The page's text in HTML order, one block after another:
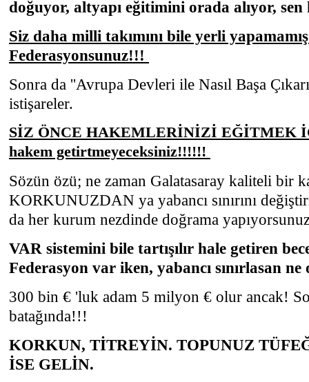
doğuyor, altyapı eğitimini orada alıyor,
Siz daha milli takımını bile yerli
Federasyonsunuz!!!
Sonra da ''Avrupa Devleri ile Nasıl Başa
istişareler.
SİZ ÖNCE HAKEMLERİNİZİ EĞİTMEK
hakem getirtmeyeceksiniz!!!!!!
Sözün özü; ne zaman Galatasaray kaliteli bir
KORKUNUZDAN ya yabancı sınırını
da her kurum nezdinde doğrama
VAR sistemini bile tartışılır hale getiren
Federasyon var iken, yabancı sınırlasan ne
300 bin € 'luk adam 5 milyon € olur ancak!
batağında!!!
KORKUN, TİTREYİN. TOPUNUZ
İSE GELİN.